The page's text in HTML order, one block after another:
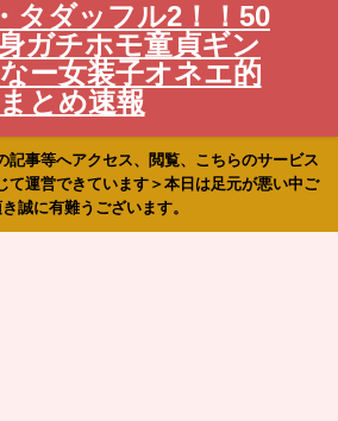
タダッフル2！！50
ガチホモ童貞ギン
ー女装子オネエ的
まとめ速報
記事等へアクセス、閲覧、こちらのサービス
て運営できています＞本日は足元が悪い中ご
誠に有難うございます。